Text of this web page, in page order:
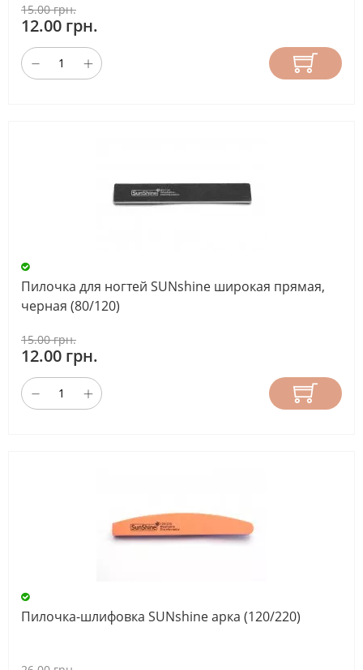
15.00 грн.
12.00 грн.
Пилочка для ногтей SUNshine широкая прямая,
черная (80/120)
15.00 грн.
12.00 грн.
Пилочка-шлифовка SUNshine арка (120/220)